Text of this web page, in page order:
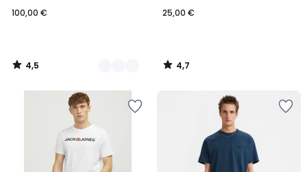
100,00 €
4,5
/
25,00 €
4,7
/